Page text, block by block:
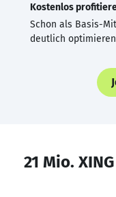
Kostenlos
Schon als Basis-
deutlich
21 Mio.